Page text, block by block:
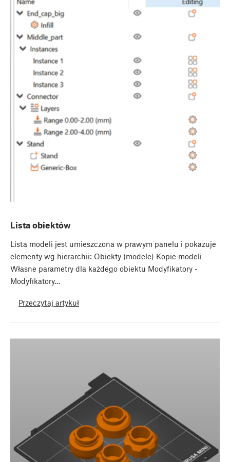
Lista obiektów
Lista modeli jest umieszczona w prawym panelu i pokazuje
elementy wg hierarchii: Obiekty (modele) Kopie modeli
Własne parametry dla każdego obiektu Modyfikatory -
Modyfikatory…
Przeczytaj artykuł